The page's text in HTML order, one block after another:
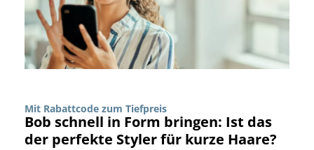
Mit Rabattcode zum Tiefpreis
Bob schnell in Form bringen: Ist das
der perfekte Styler für kurze Haare?